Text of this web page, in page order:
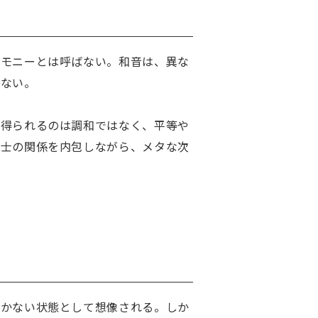
ニーとは呼ばない。和音は、異な
い。
られるのは調和ではなく、平等や
の関係を内包しながら、メタな次
ない状態として想像される。しか